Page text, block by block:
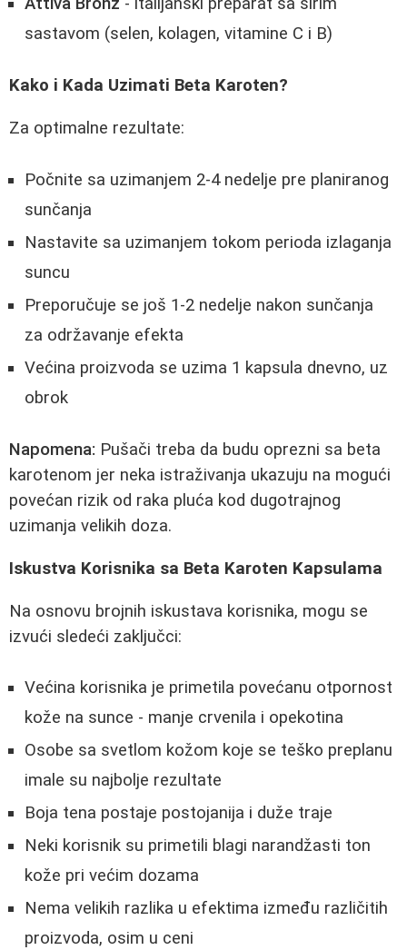
sastavom (selen, kolagen, vitamine C i B)
Kako i Kada Uzimati Beta Karoten?
Za optimalne rezultate:
Počnite sa uzimanjem 2-4 nedelje pre planiranog
sunčanja
Nastavite sa uzimanjem tokom perioda izlaganja
suncu
Preporučuje se još 1-2 nedelje nakon sunčanja
za održavanje efekta
Većina proizvoda se uzima 1 kapsula dnevno, uz
obrok
Napomena: Pušači treba da budu oprezni sa beta
karotenom jer neka istraživanja ukazuju na mogući
povećan rizik od raka pluća kod dugotrajnog
uzimanja velikih doza.
Iskustva Korisnika sa Beta Karoten Kapsulama
Na osnovu brojnih iskustava korisnika, mogu se
izvući sledeći zaključci:
Većina korisnika je primetila povećanu otpornost
kože na sunce - manje crvenila i opekotina
Osobe sa svetlom kožom koje se teško preplanu
imale su najbolje rezultate
Boja tena postaje postojanija i duže traje
Neki korisnik su primetili blagi narandžasti ton
kože pri većim dozama
Nema velikih razlika u efektima između različitih
proizvoda, osim u ceni